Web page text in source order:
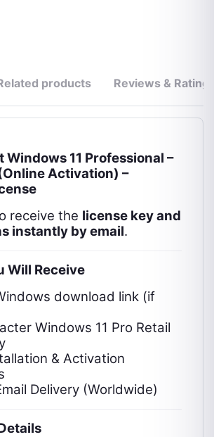
products Reviews &
Windows 11 Professional –
Activation) –
receive the license key and
instantly by email.
Will Receive
download link (if
Windows 11 Pro Retail
& Activation
Delivery (Worldwide)